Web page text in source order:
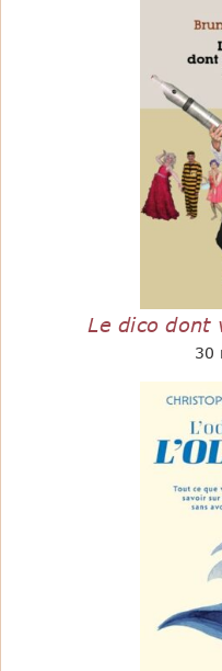
Le dico dont
30